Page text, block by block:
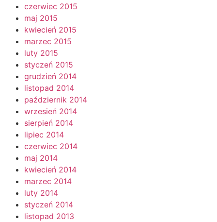
czerwiec 2015
maj 2015
kwiecień 2015
marzec 2015
luty 2015
styczeń 2015
grudzień 2014
listopad 2014
październik 2014
wrzesień 2014
sierpień 2014
lipiec 2014
czerwiec 2014
maj 2014
kwiecień 2014
marzec 2014
luty 2014
styczeń 2014
listopad 2013